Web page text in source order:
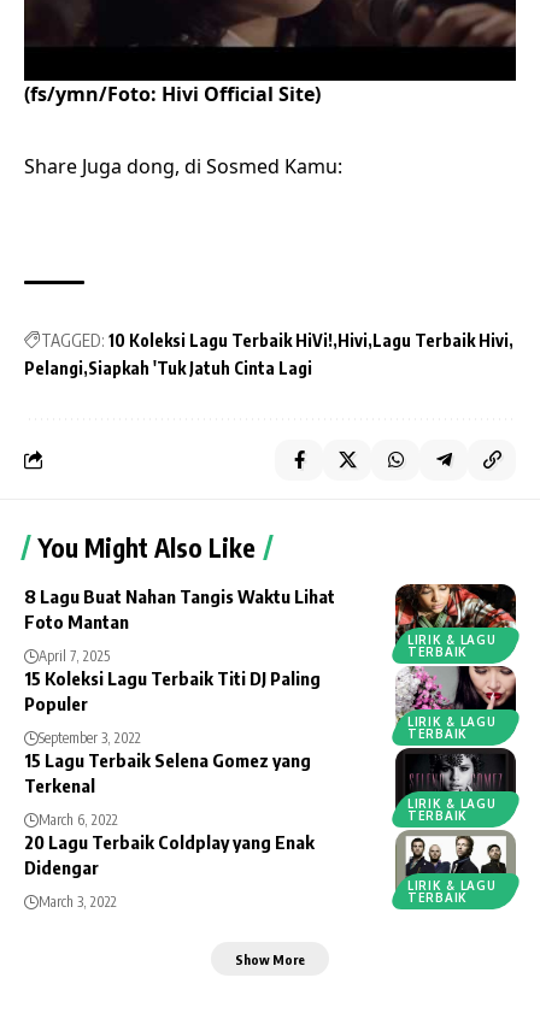
(fs/ymn/Foto: Hivi Official Site)
Share Juga dong, di Sosmed Kamu:
TAGGED: 10 Koleksi Lagu Terbaik HiVi! Hivi Lagu Terbaik Hivi
Pelangi Siapkah 'Tuk Jatuh Cinta Lagi
You Might Also Like
LIRIK & LAGU
TERBAIK
8 Lagu Buat Nahan Tangis Waktu Lihat
Foto Mantan
April 7, 2025
LIRIK & LAGU
TERBAIK
15 Koleksi Lagu Terbaik Titi DJ Paling
Populer
September 3, 2022
LIRIK & LAGU
TERBAIK
15 Lagu Terbaik Selena Gomez yang
Terkenal
March 6, 2022
LIRIK & LAGU
TERBAIK
20 Lagu Terbaik Coldplay yang Enak
Didengar
March 3, 2022
Show More